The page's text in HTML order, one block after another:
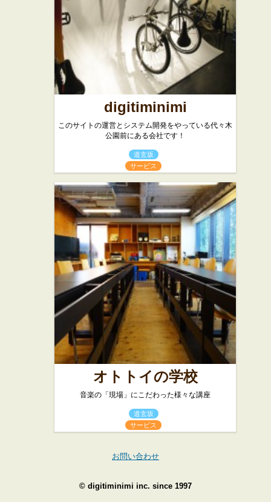
digitiminimi
このサイトの運営とシステム開発をやっている代々木
公園前にある会社です！
道玄坂
サービス
オトトイの学校
音楽の「現場」にこだわった様々な講座
道玄坂
サービス
お問い合わせ
© digitiminimi inc. since 1997